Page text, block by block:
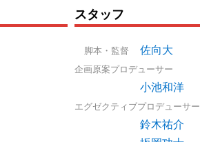
スタッフ
脚本・監督 佐向大
企画原案プロデューサー
小池和洋
エグゼクティブプロデューサー
鈴木祐介